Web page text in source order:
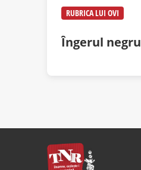
RUBRICA LUI OVI
Îngerul negru